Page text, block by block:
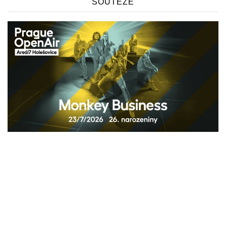
SOUTĚŽE